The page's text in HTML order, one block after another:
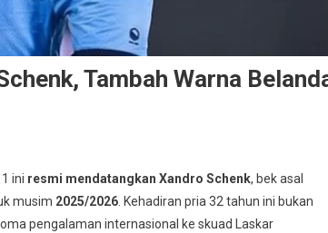
Tambah Warna
ini resmi mendatangkan Xandro Schenk, bek asal
musim 2025/2026. Kehadiran pria 32 tahun ini bukan
pengalaman internasional ke skuad Laskar